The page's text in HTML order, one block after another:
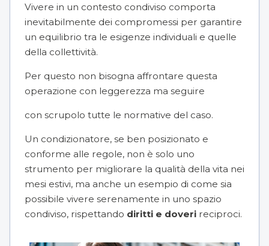
Vivere in un contesto condiviso comporta
inevitabilmente dei compromessi per garantire
un equilibrio tra le esigenze individuali e quelle
della collettività.
Per questo non bisogna affrontare questa
operazione con leggerezza ma seguire
con scrupolo tutte le normative del caso.
Un condizionatore, se ben posizionato e
conforme alle regole, non è solo uno
strumento per migliorare la qualità della vita nei
mesi estivi, ma anche un esempio di come sia
possibile vivere serenamente in uno spazio
condiviso, rispettando diritti e doveri reciproci.